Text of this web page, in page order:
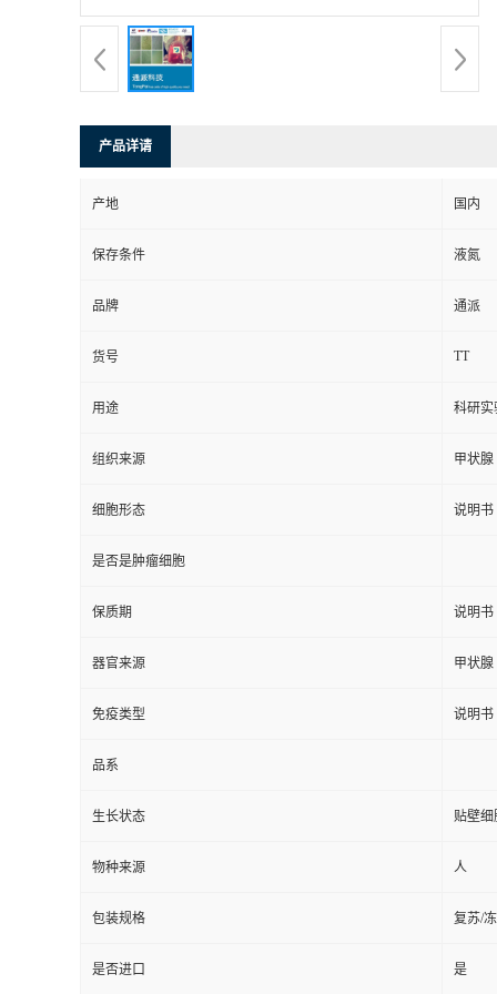
产品详请
产地 国内
保存条件 液氮
品牌 通派
货号 TT
用途 科研实
组织来源 甲状腺
细胞形态 说明书
是否是肿瘤细胞
保质期 说明书
器官来源 甲状腺
免疫类型 说明书
品系
生长状态 贴壁细
物种来源 人
包装规格 复苏/
是否进口 是